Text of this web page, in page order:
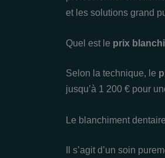
et les solutions grand
Quel est le prix
Selon la technique, le
jusqu’à 1 200 € pour
Le blanchiment
Il s’agit d’un soin